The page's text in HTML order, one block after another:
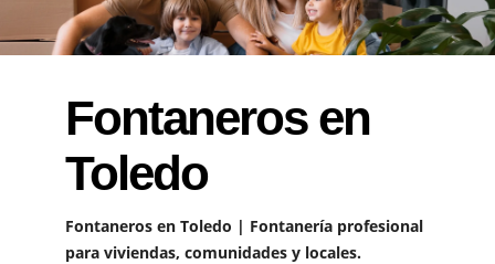
Fontaneros en
Toledo
Fontaneros en Toledo | Fontanería profesional
para viviendas, comunidades y locales.